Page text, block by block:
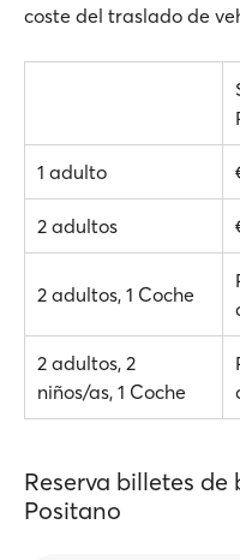
coste del traslado de
1 adulto
2 adultos
2 adultos, 1 Coche
2 adultos, 2
niños/as, 1 Coche
Reserva billetes
Positano